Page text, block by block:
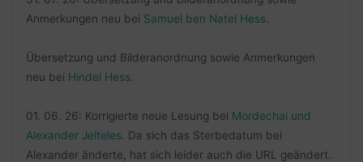
Anmerkungen neu bei Samuel ben Natel Hess
Übersetzung und Bilderanordnung sowie Anmerkungen
neu bei Hindel Hess
01. 06. 26: Korrigierte neue Lesung bei Mordechai und
Alexander Jeiteles . Da sich das Sterbedatum bei
Alexander änderte, hat sich leider auch die URL geändert.